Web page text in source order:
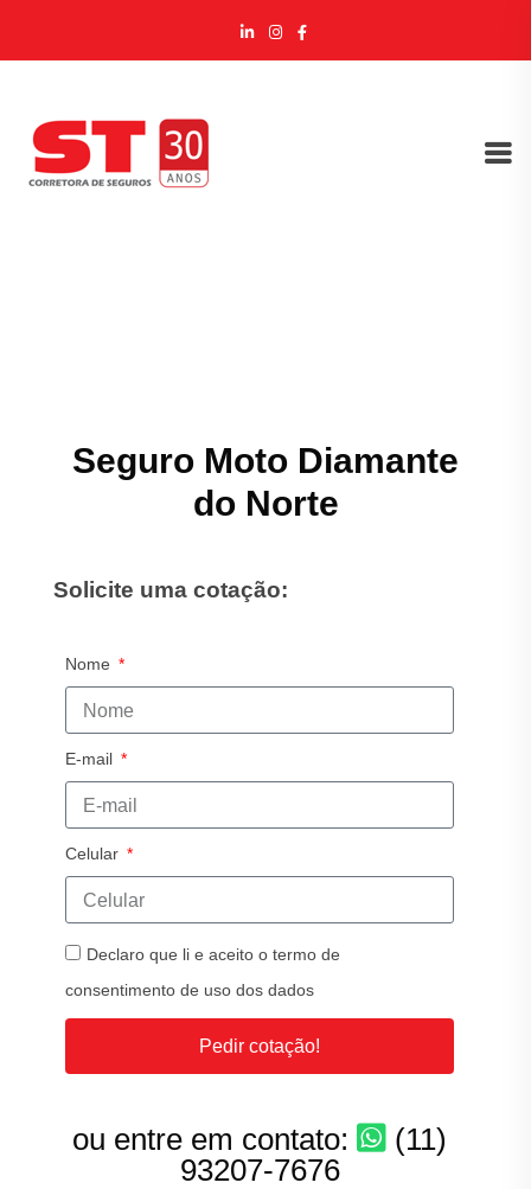
Seguro Moto Diamante
do Norte
Solicite uma cotação:
Nome
E-mail
Celular
Declaro que li e aceito o termo de
consentimento de uso dos dados
Pedir cotação!
ou entre em contato:
(11)
93207-7676